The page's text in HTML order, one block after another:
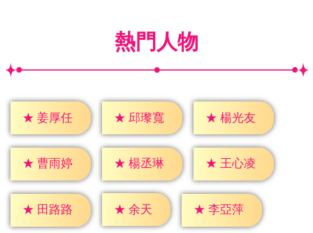
熱門人物
★ 姜厚任 ★ 邱瓈寬 ★ 楊光友
★ 曹雨婷 ★ 楊丞琳 ★ 王心凌
★ 田路路 ★ 余天 ★ 李亞萍